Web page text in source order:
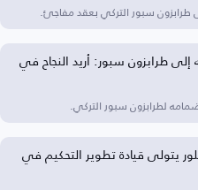
سبور التركي بعقد مفاجئ.
طرابزون سبور: أريد النجاح في
لطرابزون سبور التركي.
يتولى قيادة تطوير التحكيم في